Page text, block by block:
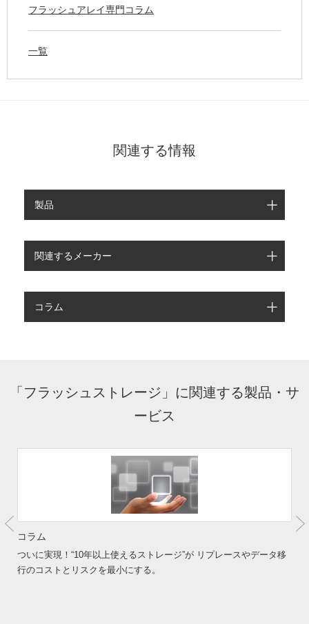
フラッシュアレイ専門コラム
一覧
関連する情報
製品
関連するメーカー
コラム
「フラッシュストレージ」に関連する製品・サ
ービス
コラム
ついに実現！“10年以上使えるストレージ”が リプレースやデータ移
行のコストとリスクを最小にする。